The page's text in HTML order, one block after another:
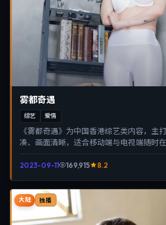
雾都奇遇
综艺 爱情
《雾都奇遇》为中国香港综艺类内容，主
凑、画面清晰，适合移动端与电视端随时
2023-09-11 169,915 8.2
大陆 独播